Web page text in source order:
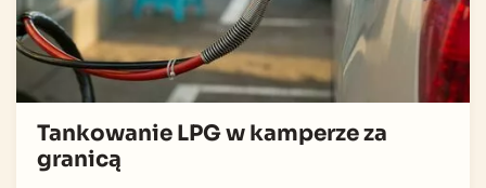
Tankowanie LPG w kamperze za
granicą